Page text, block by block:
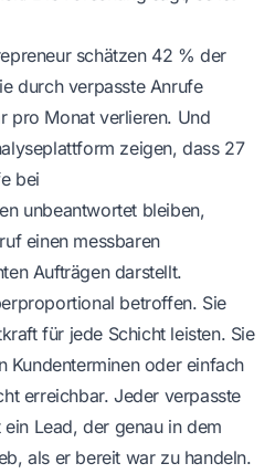
schätzen 42 % der
durch verpasste Anrufe
pro Monat verlieren. Und
zeigen, dass 27
bei
unbeantwortet bleiben,
einen messbaren
Aufträgen darstellt.
betroffen. Sie
für jede Schicht leisten. Sie
Kundenterminen oder einfach
erreichbar. Jeder verpasste
Lead, der genau in dem
als er bereit war zu handeln.